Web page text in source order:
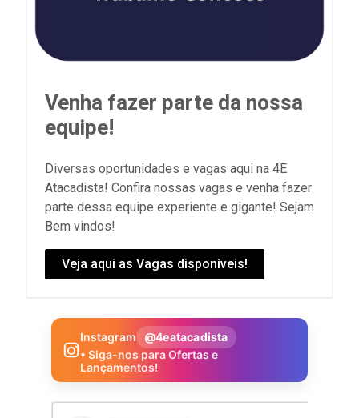
Venha fazer parte da nossa
equipe!
Diversas oportunidades e vagas aqui na 4E
Atacadista! Confira nossas vagas e venha fazer
parte dessa equipe experiente e gigante! Sejam
Bem vindos!
Veja aqui as Vagas disponíveis!
Instagram
@4eatacadista
• Siga-nos para Ofertas e
Lançamentos!